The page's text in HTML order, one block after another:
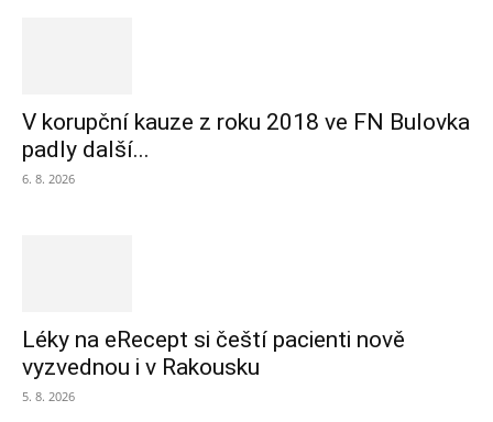
V korupční kauze z roku 2018 ve FN Bulovka
padly další...
6. 8. 2026
Léky na eRecept si čeští pacienti nově
vyzvednou i v Rakousku
5. 8. 2026